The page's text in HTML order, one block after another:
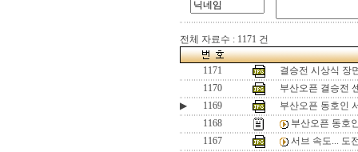
전체 자료수 : 1171 건
1171
결승전 시상식 장
1170
부산오픈 결승전
▶
1169
부산오픈 동호인
1168
부산오픈 동호
1167
서브 속도... 도